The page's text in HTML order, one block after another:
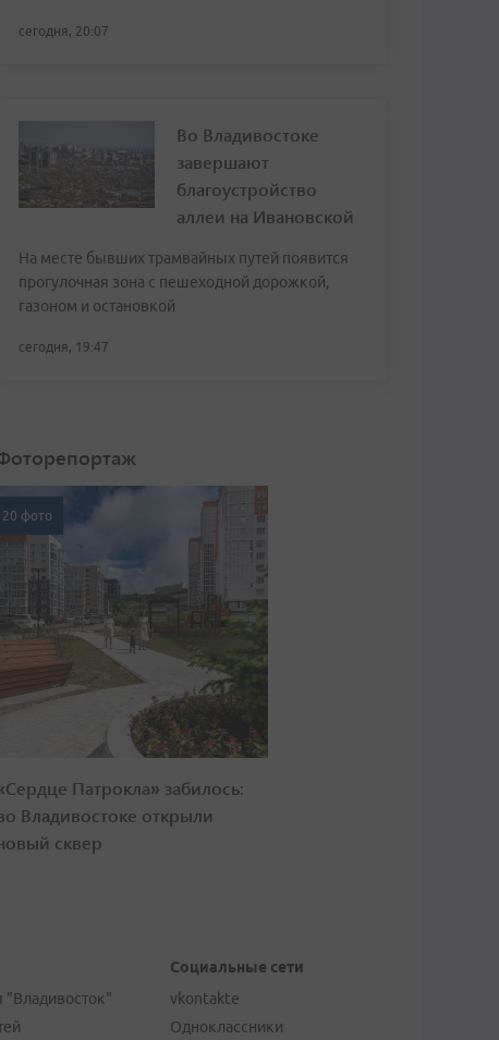
сегодня, 20:07
Во Владивостоке
завершают
благоустройство
аллеи на Ивановской
На месте бывших трамвайных путей появится
прогулочная зона с пешеходной дорожкой,
газоном и остановкой
сегодня, 19:47
20 фото
Патрокла» забилось:
Владивостоке открыли
сквер
"Владивосток"
Социальные сети
vkontakte
Одноклассники